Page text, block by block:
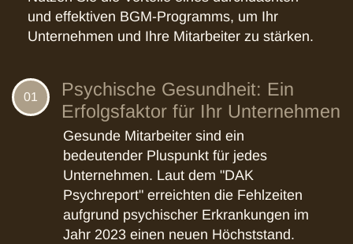
und effektiven BGM-Programms, um Ihr
Unternehmen und Ihre Mitarbeiter zu stärken.
01
Psychische Gesundheit: Ein
Erfolgsfaktor für Ihr Unternehmen
Gesunde Mitarbeiter sind ein
bedeutender Pluspunkt für jedes
Unternehmen. Laut dem "DAK
Psychreport" erreichten die Fehlzeiten
aufgrund psychischer Erkrankungen im
Jahr 2023 einen neuen Höchststand.